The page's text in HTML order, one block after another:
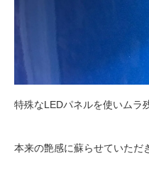
特殊なLEDパネルを使いムラ
本来の艶感に蘇らせていただ